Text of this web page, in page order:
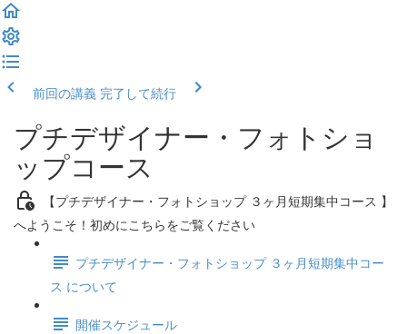
前回の講義 完了して続行
プチデザイナー・フォトショ
ップコース
【プチデザイナー・フォトショップ ３ヶ月短期集中コース 】
へようこそ！初めにこちらをご覧ください
プチデザイナー・フォトショップ ３ヶ月短期集中コー
ス について
開催スケジュール